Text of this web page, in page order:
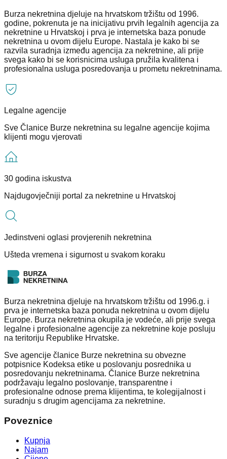
Burza nekretnina djeluje na hrvatskom tržištu od 1996.
godine, pokrenuta je na inicijativu prvih legalnih agencija za
nekretnine u Hrvatskoj i prva je internetska baza ponude
nekretnina u ovom dijelu Europe. Nastala je kako bi se
razvila suradnja između agencija za nekretnine, ali prije
svega kako bi se korisnicima usluga pružila kvalitena i
profesionalna usluga posredovanja u prometu nekretninama.
Legalne agencije
Sve Članice Burze nekretnina su legalne agencije kojima
klijenti mogu vjerovati
30 godina iskustva
Najdugovječniji portal za nekretnine u Hrvatskoj
Jedinstveni oglasi provjerenih nekretnina
Ušteda vremena i sigurnost u svakom koraku
Burza nekretnina djeluje na hrvatskom tržištu od 1996.g. i
prva je internetska baza ponuda nekretnina u ovom dijelu
Europe. Burza nekretnina okupila je vodeće, ali prije svega
legalne i profesionalne agencije za nekretnine koje posluju
na teritoriju Republike Hrvatske.
Sve agencije članice Burze nekretnina su obvezne
potpisnice Kodeksa etike u poslovanju posrednika u
posredovanju nekretninama. Članice Burze nekretnina
podržavaju legalno poslovanje, transparentne i
profesionalne odnose prema klijentima, te kolegijalnost i
suradnju s drugim agencijama za nekretnine.
Poveznice
Kupnja
Najam